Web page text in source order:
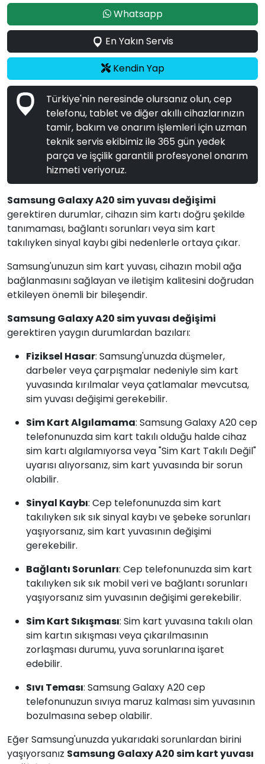
Whatsapp
En Yakın Servis
Kendin Yap
Türkiye'nin neresinde olursanız olun, cep
telefonu, tablet ve diğer akıllı cihazlarınızın
tamir, bakım ve onarım işlemleri için uzman
teknik servis ekibimiz ile 365 gün yedek
parça ve işçilik garantili profesyonel onarım
hizmeti veriyoruz.
Samsung Galaxy A20 sim yuvası değişimi
gerektiren durumlar, cihazın sim kartı doğru şekilde
tanımaması, bağlantı sorunları veya sim kart
takılıyken sinyal kaybı gibi nedenlerle ortaya çıkar.
Samsung'unuzun sim kart yuvası, cihazın mobil ağa
bağlanmasını sağlayan ve iletişim kalitesini doğrudan
etkileyen önemli bir bileşendir.
Samsung Galaxy A20 sim yuvası değişimi
gerektiren yaygın durumlardan bazıları:
Fiziksel Hasar: Samsung'unuzda düşmeler,
darbeler veya çarpışmalar nedeniyle sim kart
yuvasında kırılmalar veya çatlamalar mevcutsa,
sim yuvası değişimi gerekebilir.
Sim Kart Algılamama: Samsung Galaxy A20 cep
telefonunuzda sim kart takılı olduğu halde cihaz
sim kartı algılamıyorsa veya "Sim Kart Takılı Değil"
uyarısı alıyorsanız, sim kart yuvasında bir sorun
olabilir.
Sinyal Kaybı: Cep telefonunuzda sim kart
takılıyken sık sık sinyal kaybı ve şebeke sorunları
yaşıyorsanız, sim kart yuvasının değişimi
gerekebilir.
Bağlantı Sorunları: Cep telefonunuzda sim kart
takılıyken sık sık mobil veri ve bağlantı sorunları
yaşıyorsanız sim yuvasının değişimi gerekebilir.
Sim Kart Sıkışması: Sim kart yuvasına takılı olan
sim kartın sıkışması veya çıkarılmasının
zorlaşması durumu, yuva sorunlarına işaret
edebilir.
Sıvı Teması: Samsung Galaxy A20 cep
telefonunuzun sıvıya maruz kalması sim yuvasının
bozulmasına sebep olabilir.
Eğer Samsung'unuzda yukarıdaki sorunlardan birini
yaşıyorsanız Samsung Galaxy A20 sim kart yuvası